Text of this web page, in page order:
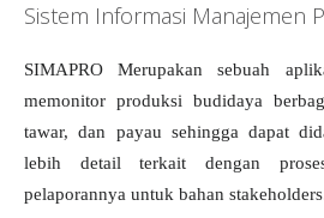
Sistem Informasi Manajemen
SIMAPRO Merupakan sebuah
memonitor produksi budidaya
tawar, dan payau sehingga dapat
lebih detail terkait dengan
pelaporannya untuk bahan